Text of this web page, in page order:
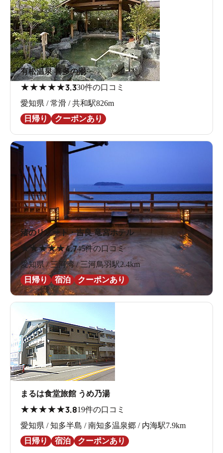
有松温泉 喜多の湯
★★★★★3.330件の口コミ
愛知県 / 常滑 / 共和駅826m
日帰り
クーポンあり
渚のリゾート・吉良 竜宮ホテル
★★★★★4.745件の口コミ
愛知県 / 三河湾 / 三河鳥羽駅2.4km
日帰り
宿泊 クーポンあり
まるは食堂旅館 うめ乃湯
★★★★★3.819件の口コミ
愛知県 / 知多半島 / 南知多温泉郷 / 内海駅7.9km
日帰り
宿泊 クーポンあり